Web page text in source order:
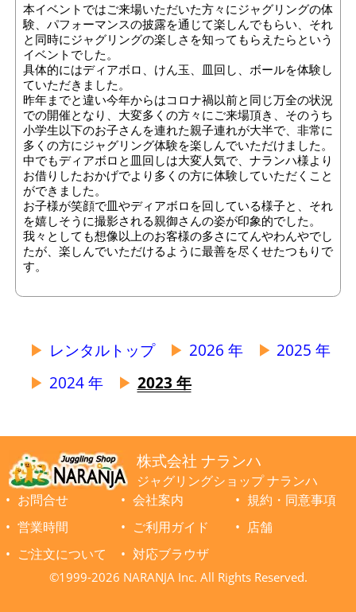
本イベントではご来場いただいた方々にジャグリングの体
験、パフォーマンスの披露を通じて楽しんでもらい、それ
と同時にジャグリングの楽しさを知ってもらえたらという
イベントでした。
具体的にはディアボロ、けん玉、皿回し、ボールを体験し
ていただきました。
昨年までと違い今年からはコロナ禍以前と同じ万全の状況
での開催となり、大変多くの方々にご来場頂き、そのうち
小学生以下のお子さんを連れた親子連れが大半で、非常に
多くの方にジャグリング体験を楽しんでいただけました。
中でもディアボロと皿回しは大変人気で、ナランハ様より
お借りしたおかげでより多くの方に体験していただくこと
ができました。
お子様が笑顔で皿やディアボロを回している様子と、それ
を嬉しそうに撮影される親御さんの姿が印象的でした。
我々としても想像以上のお客様の多さにてんやわんやでし
たが、楽しんでいただけるように最善を尽くせたつもりで
す。
レンタルトップ 2026 年
2025 年
2024 年
2023 年
株式会社 ナランハ
ジャグリングショップ ナランハ
お問合せ
会社案内
規約・同意事項
営業時間
ご利用ガイド
店舗
ご注文について
対応ブラウザ
©1999-2026 NARANJA Inc. All Rights Reserved.